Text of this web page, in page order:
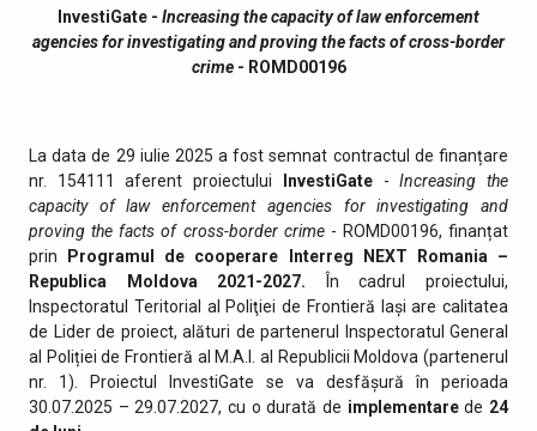
InvestiGate - Increasing the capacity of law enforcement
agencies for investigating and proving the facts of cross-border
crime- ROMD00196
La data de 29 iulie 2025 a fost semnat contractul de finanțare
nr. 154111 aferent proiectului
InvestiGate-Increasing the
capacity of law enforcement agencies for investigating and
proving the facts of cross-border crime- ROMD00196, finanțat
prin
Programul de cooperare Interreg NEXT Romania –
Republica Moldova 2021-2027. În cadrul proiectului,
Inspectoratul Teritorial al Poliţiei de Frontieră Iaşi are calitatea
de Lider de proiect, alături de partenerul Inspectoratul General
al Poliției de Frontieră al M.A.I. al Republicii Moldova (partenerul
nr. 1). Proiectul InvestiGate se va desfășură în perioada
30.07.2025 – 29.07.2027, cu o durată de implementarede 24